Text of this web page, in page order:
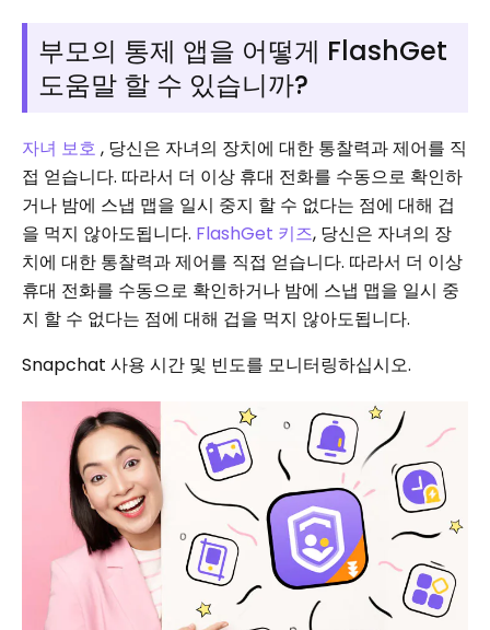
부모의 통제 앱을 어떻게 FlashGet
도움말 할 수 있습니까?
자녀 보호 , 당신은 자녀의 장치에 대한 통찰력과 제어를 직
접 얻습니다. 따라서 더 이상 휴대 전화를 수동으로 확인하
거나 밤에 스냅 맵을 일시 중지 할 수 없다는 점에 대해 겁
을 먹지 않아도됩니다. FlashGet 키즈, 당신은 자녀의 장
치에 대한 통찰력과 제어를 직접 얻습니다. 따라서 더 이상
휴대 전화를 수동으로 확인하거나 밤에 스냅 맵을 일시 중
지 할 수 없다는 점에 대해 겁을 먹지 않아도됩니다.
Snapchat 사용 시간 및 빈도를 모니터링하십시오.